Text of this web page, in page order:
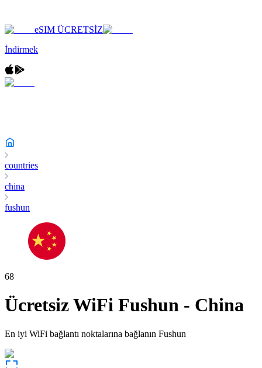
eSIM ÜCRETSİZ
İndirmek
countries
china
fushun
68
Ücretsiz WiFi Fushun - China
En iyi WiFi bağlantı noktalarına bağlanın Fushun